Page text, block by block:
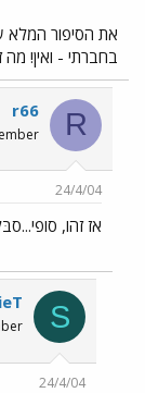
את הסיפור המלא
בחברתי - ואין! מה
R
r66
24/4/04
אז זהו,
S
24/4/04